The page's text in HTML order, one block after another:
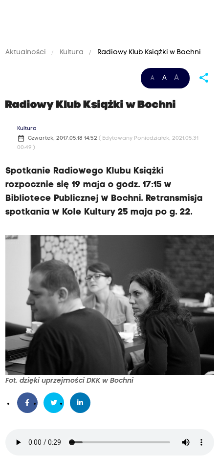
Aktualności Kultura Radiowy Klub Książki w Bochni
A A A share
Radiowy Klub Książki w Bochni
Kultura
date_range Czwartek, 2017.05.18 14:52 ( Edytowany Poniedziałek, 2021.05.31
00:49 )
Spotkanie Radiowego Klubu Książki
rozpocznie się 19 maja o godz. 17:15 w
Bibliotece Publicznej w Bochni. Retransmisja
spotkania w Kole Kultury 25 maja po g. 22.
Fot. dzięki uprzejmości DKK w Bochni